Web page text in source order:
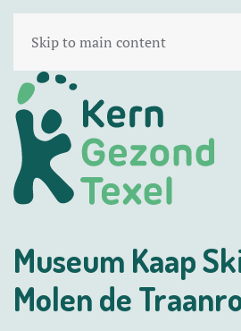
Skip to main content
Museum Kaap
Molen de